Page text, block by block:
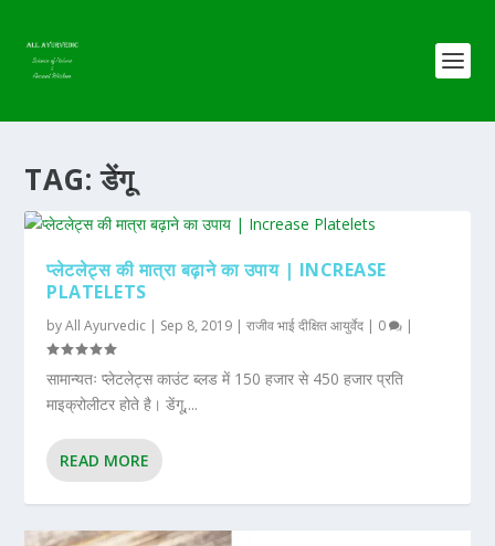
TAG:डेंगू
प्लेटलेट्स की मात्रा बढ़ाने का उपाय | INCREASE
PLATELETS
byAll Ayurvedic | Sep 8, 2019 |राजीव भाई दीक्षित आयुर्वेद | 0 |
सामान्यतः प्लेटलेट्स काउंट ब्‍लड में 150 हजार से 450 हजार प्रति
माइक्रोलीटर होते है। डेंगू,...
READ MORE